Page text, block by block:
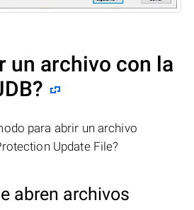
un archivo con la
para abrir un archivo
Update File?
abren archivos